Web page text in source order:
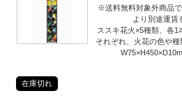
※送料無料対象外商品
より別途運賃
ススキ花火×5種類、各1
それぞれ、火花の色や種
在庫切れ